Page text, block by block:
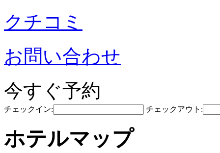
クチコミ
お問い合わせ
今すぐ予約
チェックイン: チェックアウト:
ホテルマップ